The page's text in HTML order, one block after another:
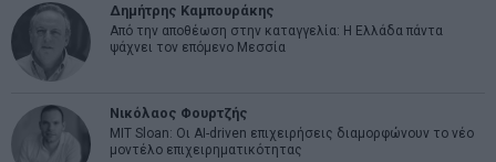
Δημήτρης Καμπουράκης
Από την αποθέωση στην καταγγελία: Η Ελλάδα πάντα
ψάχνει τον επόμενο Μεσσία
Νικόλαος Φουρτζής
MIT Sloan: Οι AI-driven επιχειρήσεις διαμορφώνουν το νέο
μοντέλο επιχειρηματικότητας